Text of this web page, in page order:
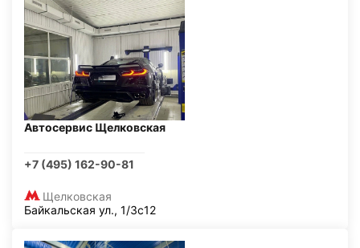
Автосервис Щелковская
+7 (495) 162-90-81
Щелковская
Байкальская ул., 1/3с12